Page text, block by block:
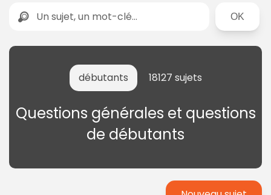
Rechercher
débutants 18127 sujets
Questions générales et questions
de débutants